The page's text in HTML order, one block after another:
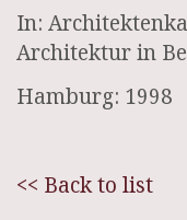
In:
Architektur in
Hamburg: 1998
<< Back to list